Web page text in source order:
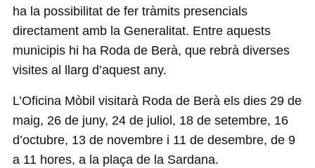
ha la possibilitat de fer tràmits presencials
directament amb la Generalitat. Entre aquests
municipis hi ha Roda de Berà, que rebrà diverses
visites al llarg d’aquest any.
L’Oficina Mòbil visitarà Roda de Berà els dies 29 de
maig, 26 de juny, 24 de juliol, 18 de setembre, 16
d’octubre, 13 de novembre i 11 de desembre, de 9
a 11 hores, a la plaça de la Sardana.